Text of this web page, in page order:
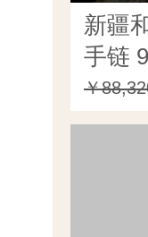
新疆
手链
￥